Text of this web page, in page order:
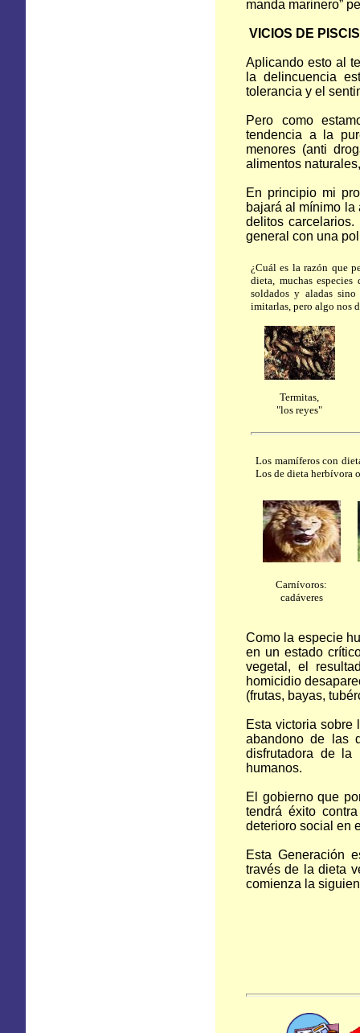
manda marinero”
VICIOS DE
Aplicando esto al
la delincuencia
tolerancia y el
Pero como
tendencia a la
menores (anti
alimentos
En principio mi
bajará al mínimo la
delitos
general con una
¿Cuál es la razón que
dieta, muchas
soldados y aladas sino
imitarlas, pero algo nos
Termitas,
"los reyes"
Los mamíferos con
Los de dieta herbívora
Carnívoros:
cadáveres
Como la especie
en un estado
vegetal, el
homicidio
(frutas, bayas,
Esta victoria sobre
abandono de las
disfrutadora de la
humanos.
El gobierno que
tendrá éxito
deterioro social en
Esta Generación
través de la dieta
comienza la